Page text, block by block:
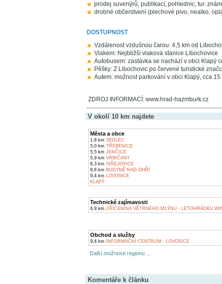
prodej suvenýrů, publikací, pohlednic, tur.
drobné občerstvení (plechové pivo, nealko,
DOSTUPNOST
Vzdálenost vzdušnou čarou: 4,5 km od
Vlakem: Nejbližší vlaková stanice Libochovice
Autobusem: zastávka se nachází v obci Klapý
Pěšky: Z Libochovic po červené turistické
Autem: možnost parkování v obci Klapý, cca 15
ZDROJ INFORMACÍ: www.hrad-hazmburk.cz
V okolí 10 km najdete
Města a obce
1,8 km SEDLEC
5,0 km TŘEBENICE
5,5 km JENČICE
5,9 km VRBIČANY
6,3 km SIŘEJOVICE
8,6 km BUDYNĚ NAD OHŘÍ
9,4 km LOVOSICE
KLAPÝ
Technické zajímavosti
6,9 km ZŘÍCENINA VĚTRNÉHO MLÝNU - LETOHRÁDKU
Obchod a služby
9,4 km INFORMAČNÍ CENTRUM - LOVOSICE
Další možnosti regionu ...
Komentáře k článku